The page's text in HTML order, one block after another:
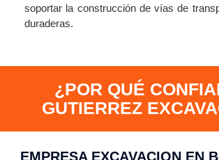
soportar la construcción de vías de
duraderas.
¿POR QUÉ
GUTIERREZ
EMPRESA EXCAVACION EN